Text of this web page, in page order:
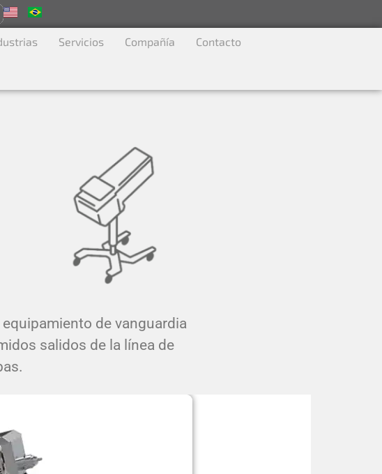
Servicios Compañía Contacto
de vanguardia
salidos de la línea de